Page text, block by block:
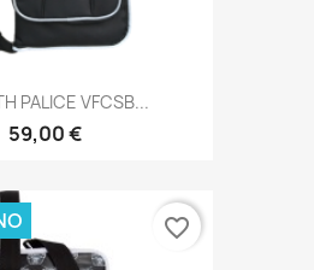
PALICE VFCSB...
59,00 €
favorite_border